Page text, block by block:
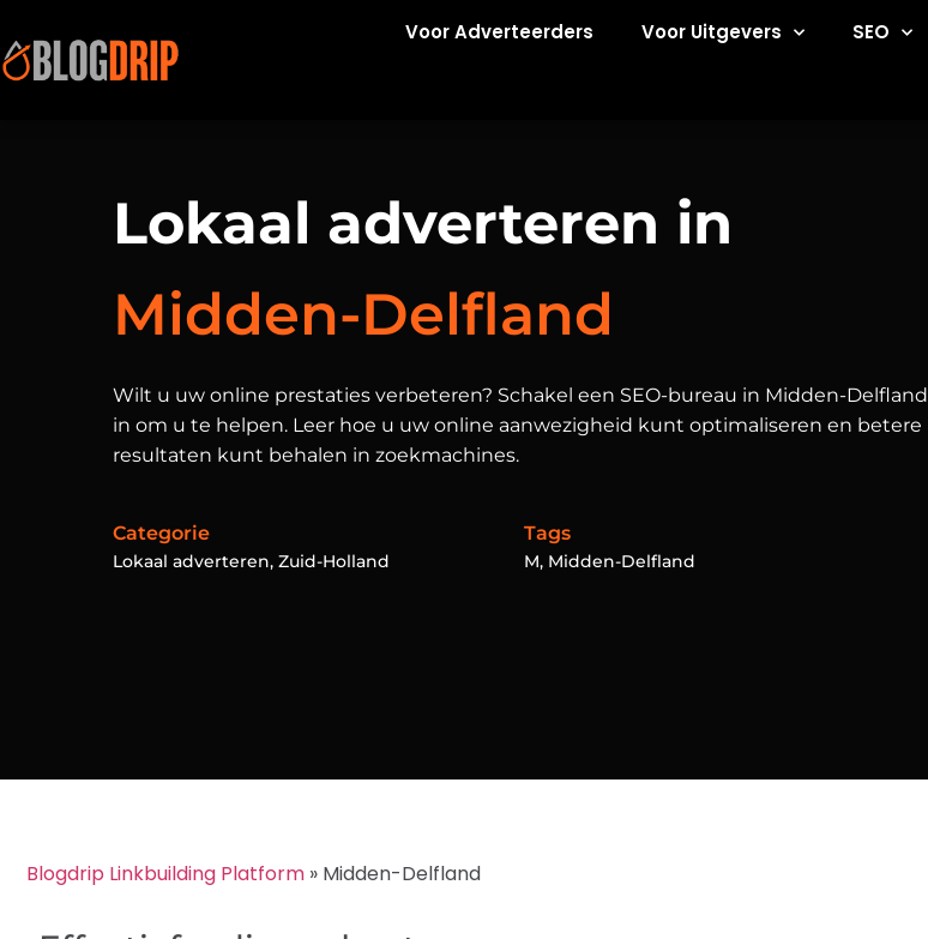
Voor Adverteerders Voor Uitgevers SEO
Lokaal adverteren in
Midden-Delfland
Wilt u uw online prestaties verbeteren? Schakel een SEO-bureau in Midden-Delfland
in om u te helpen. Leer hoe u uw online aanwezigheid kunt optimaliseren en betere
resultaten kunt behalen in zoekmachines.
Categorie
Lokaal adverteren,Zuid-Holland
Tags
M, Midden-Delfland
Blogdrip Linkbuilding Platform » Midden-Delfland